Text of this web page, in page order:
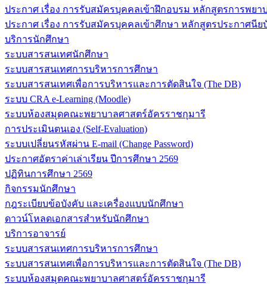
ประกาศ เรื่อง การรับสมัครบุคคลเข้าฝึกอบรม หลักสูตรการพย
ประกาศ เรื่อง การรับสมัครบุคคลเข้าศึกษา หลักสูตรประกาศนี
บริการนักศึกษา
ระบบสารสนเทศนักศึกษา
ระบบสารสนเทศการบริหารการศึกษา
ระบบสารสนเทศเพื่อการบริหารและการตัดสินใจ (The DB)
ระบบ CRA e-Learning (Moodle)
ระบบห้องสมุดคณะพยาบาลศาสตร์อัครราชกุมารี
การประเมินตนเอง (Self-Evaluation)
ระบบเปลี่ยนรหัสผ่าน E-mail (Change Password)
ประกาศอัตราค่าเล่าเรียน ปีการศึกษา 2569
ปฏิทินการศึกษา 2569
กิจกรรมนักศึกษา
กฎระเบียบข้อบังคับ และเครื่องแบบนักศึกษา
ดาวน์โหลดเอกสารสำหรับนักศึกษา
บริการอาจารย์
ระบบสารสนเทศการบริหารการศึกษา
ระบบสารสนเทศเพื่อการบริหารและการตัดสินใจ (The DB)
ระบบห้องสมุดคณะพยาบาลศาสตร์อัครราชกุมารี